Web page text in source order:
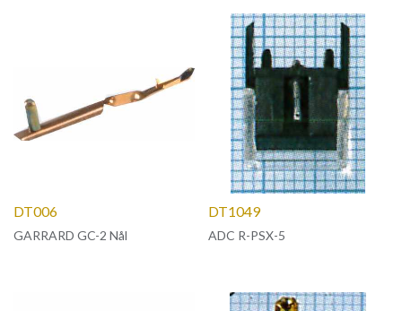
DT006
GARRARD GC-2 Nål
DT1049
ADC R-PSX-5